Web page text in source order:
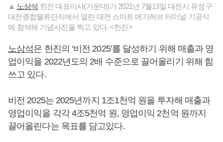
▲ 노삼석 한진 대표이사(가운데)가 2021년 7월13일 대전시 유성구
대전종합물류단지에서 열린 대전 스마트 메가허브 터미널 기공식
에 참석해 기념사진을 찍고 있다. <한진>
노삼석은 한진의 ‘비전 2025’를 달성하기 위해 매출과 영
업이익을 2022년도의 2배 수준으로 끌어올리기 위해 힘
쓰고 있다.
비전 2025는 2025년까지 1조1천억 원을 투자해 매출과
영업이익을 각각 4조5천억 원, 영업이익 2천억 원까지
끌어올린다는 목표를 담고있다.